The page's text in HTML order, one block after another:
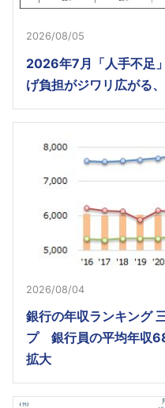
2026/08/05
2026年7月「人手不足
げ負担がジワリ広がる
2026/08/04
銀行の年収ランキング
プ 銀行員の平均年収
拡大